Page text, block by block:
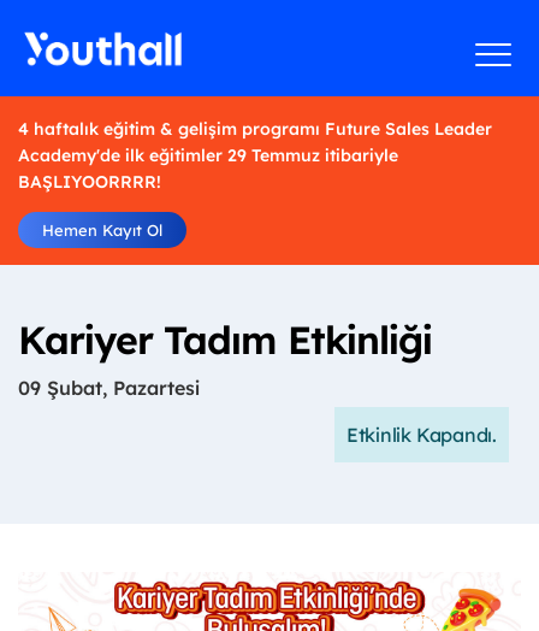
4 haftalık eğitim & gelişim programı Future Sales Leader
Academy'de ilk eğitimler 29 Temmuz itibariyle
BAŞLIYOORRRR!
Hemen Kayıt Ol
Kariyer Tadım Etkinliği
09 Şubat, Pazartesi
Etkinlik Kapandı.